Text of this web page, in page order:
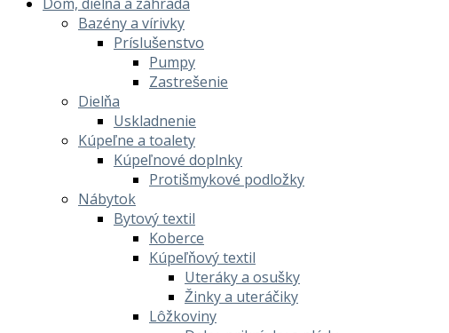
Bazény a vírivky
Príslušenstvo
Pumpy
Zastrešenie
Dielňa
Uskladnenie
Kúpeľne a toalety
Kúpeľnové doplnky
Protišmykové podložky
Nábytok
Bytový textil
Koberce
Kúpeľňový textil
Uteráky a osušky
Žinky a uteráčiky
Lôžkoviny